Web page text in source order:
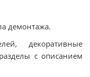
демонтажа.
декоративные
с описанием